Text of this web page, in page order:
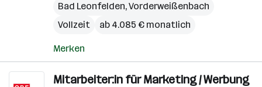
Bad Leonfelden,Vorderweißenbach
Vollzeit
ab 4.085 € monatlich
Merken
Mitarbeiter:in für Marketing / Werbung